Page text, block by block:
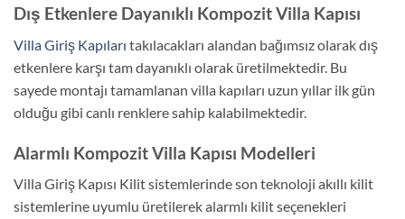
Dış Etkenlere Dayanıklı Kompozit Villa Kapısı
Villa Giriş Kapıları takılacakları alandan bağımsız olarak dış
etkenlere karşı tam dayanıklı olarak üretilmektedir. Bu
sayede montajı tamamlanan villa kapıları uzun yıllar ilk gün
olduğu gibi canlı renklere sahip kalabilmektedir.
Alarmlı Kompozit Villa Kapısı Modelleri
Villa Giriş Kapısı Kilit sistemlerinde son teknoloji akıllı kilit
sistemlerine uyumlu üretilerek alarmlı kilit seçenekleri